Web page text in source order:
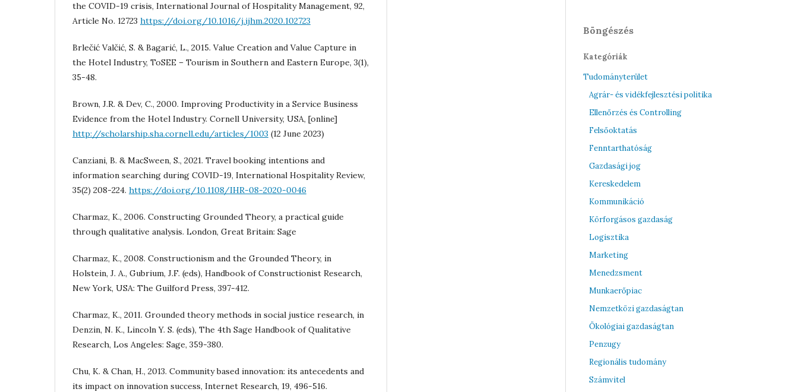
the COVID-19 crisis, International Journal of Hospitality Management, 92,
Article No. 12723 https://doi.org/10.1016/j.ijhm.2020.102723
Brlečić Valčić, S. & Bagarić, L., 2015. Value Creation and Value Capture in
the Hotel Industry, ToSEE – Tourism in Southern and Eastern Europe, 3(1),
35-48.
Brown, J.R. & Dev, C., 2000. Improving Productivity in a Service Business
Evidence from the Hotel Industry. Cornell University, USA, [online]
http://scholarship.sha.cornell.edu/articles/1003 (12 June 2023)
Canziani, B. & MacSween, S., 2021. Travel booking intentions and
information searching during COVID-19, International Hospitality Review,
35(2) 208-224. https://doi.org/10.1108/IHR-08-2020-0046
Charmaz, K., 2006. Constructing Grounded Theory, a practical guide
through qualitative analysis. London, Great Britain: Sage
Charmaz, K., 2008. Constructionism and the Grounded Theory, in
Holstein, J. A., Gubrium, J.F. (eds), Handbook of Constructionist Research,
New York, USA: The Guilford Press, 397-412.
Charmaz, K., 2011. Grounded theory methods in social justice research, in
Denzin, N. K., Lincoln Y. S. (eds), The 4th Sage Handbook of Qualitative
Research, Los Angeles: Sage, 359-380.
Chu, K. & Chan, H., 2013. Community based innovation: its antecedents and
its impact on innovation success, Internet Research, 19, 496-516.
Böngészés
Kategóriák
Tudományterület
Agrár- és vidékfejlesztési politika
Ellenőrzés és Controlling
Felsőoktatás
Fenntarthatóság
Gazdasági jog
Kereskedelem
Kommunikáció
Körforgásos gazdaság
Logisztika
Marketing
Menedzsment
Munkaerőpiac
Nemzetközi gazdaságtan
Ökológiai gazdaságtan
Penzugy
Regionális tudomány
Számvitel